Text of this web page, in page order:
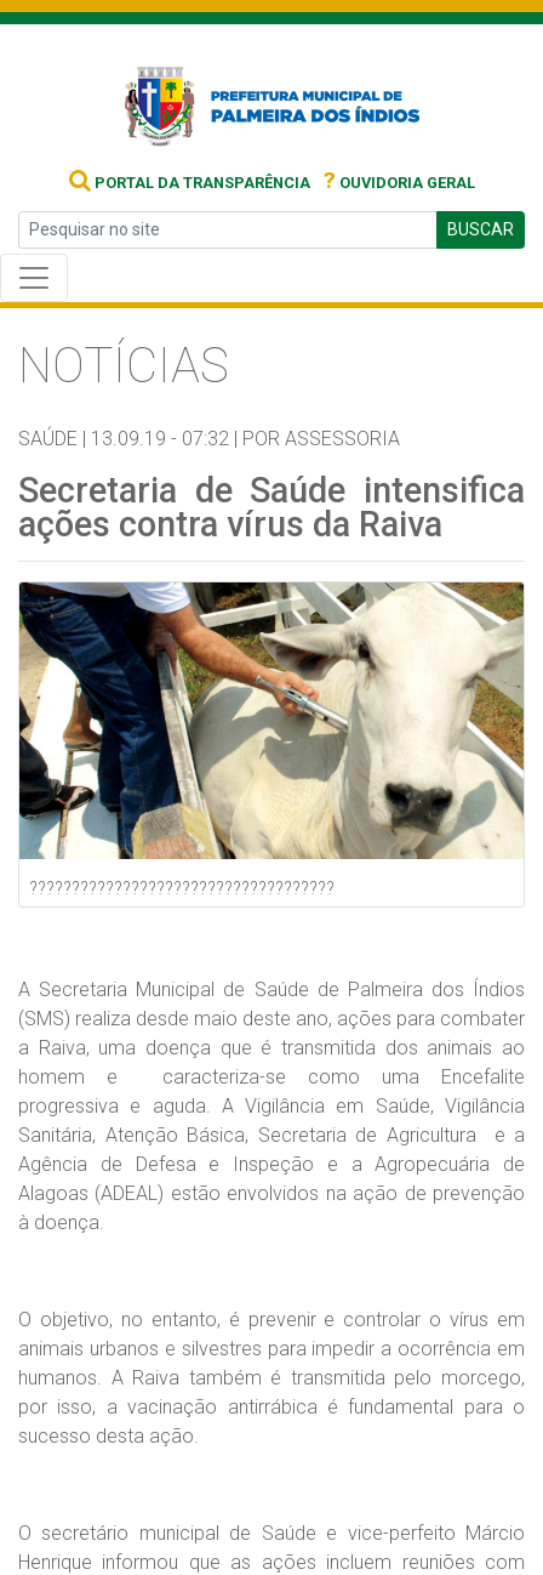
PORTAL DA TRANSPARÊNCIA ? OUVIDORIA GERAL
BUSCAR
NOTÍCIAS
SAÚDE | 13.09.19 - 07:32 | POR ASSESSORIA
Secretaria de Saúde intensifica
ações contra vírus da Raiva
????????????????????????????????????
A Secretaria Municipal de Saúde de Palmeira dos Índios
(SMS) realiza desde maio deste ano, ações para combater
a Raiva, uma doença que é transmitida dos animais ao
homem e
caracteriza-se como uma Encefalite
progressiva e aguda. A Vigilância em Saúde, Vigilância
Sanitária, Atenção Básica, Secretaria de Agricultura
e a
Agência de Defesa e Inspeção e a Agropecuária de
Alagoas (ADEAL) estão envolvidos na ação de prevenção
à doença.
O objetivo, no entanto, é prevenir e controlar o vírus em
animais urbanos e silvestres para impedir a ocorrência em
humanos. A Raiva também é transmitida pelo morcego,
por isso, a vacinação antirrábica é fundamental para o
sucesso desta ação.
O secretário municipal de Saúde e vice-perfeito Márcio
Henrique informou que as ações incluem reuniões com